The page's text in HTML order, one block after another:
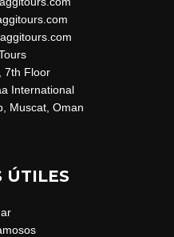
7th Floor
International
Muscat, Oman
ÚTILES